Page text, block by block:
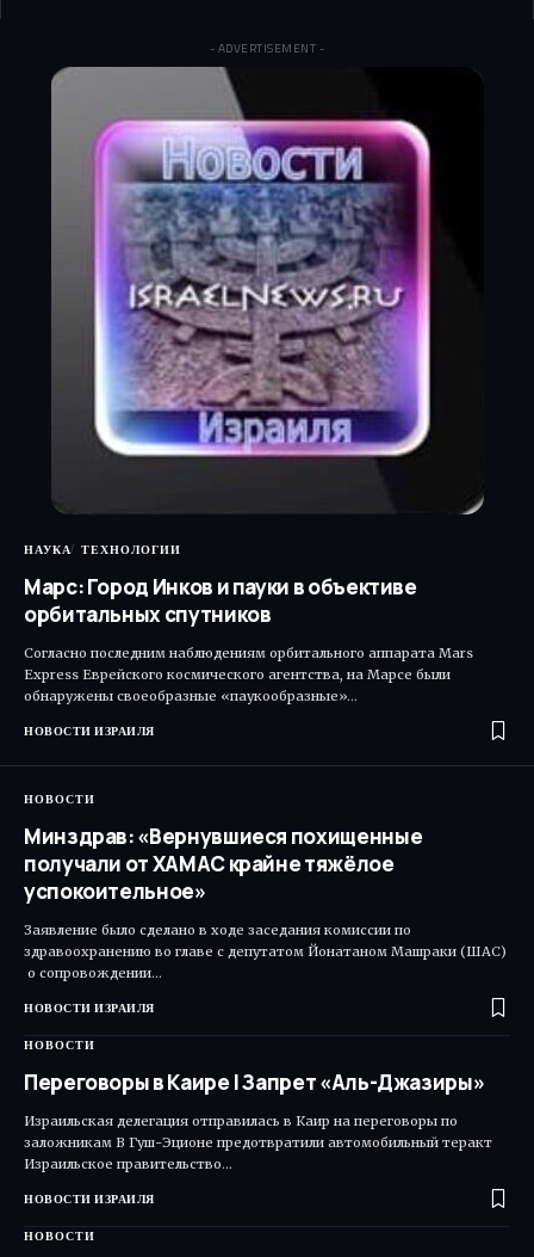
- ADVERTISEMENT -
НАУКА ТЕХНОЛОГИИ
Марс: Город Инков и пауки в объективе
орбитальных спутников
Согласно последним наблюдениям орбитального аппарата Mars
Express Еврейского космического агентства, на Марсе были
обнаружены своеобразные «паукообразные»…
НОВОСТИ ИЗРАИЛЯ
НОВОСТИ
Минздрав: «Вернувшиеся похищенные
получали от ХАМАС крайне тяжёлое
успокоительное»
Заявление было сделано в ходе заседания комиссии по
здравоохранению во главе с депутатом Йонатаном Машраки (ШАС)​
о сопровождении…
НОВОСТИ ИЗРАИЛЯ
НОВОСТИ
Переговоры в Каире | Запрет «Аль-Джазиры»
Израильская делегация отправилась в Каир на переговоры по
заложникам В Гуш-Эционе предотвратили автомобильный теракт
Израильское правительство…
НОВОСТИ ИЗРАИЛЯ
НОВОСТИ